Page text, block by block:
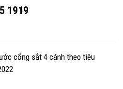
1919
cổng sắt 4 cánh theo tiêu